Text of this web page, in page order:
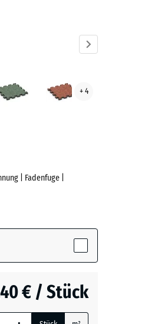
Englischer
Rasen
+ 4
| Fadenfuge |
€ / Stück